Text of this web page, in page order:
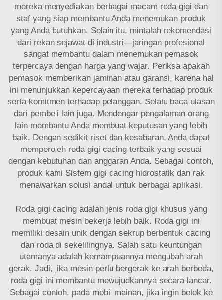
mereka menyediakan berbagai macam roda gigi dan
staf yang siap membantu Anda menemukan produk
yang Anda butuhkan. Selain itu, mintalah rekomendasi
dari rekan sejawat di industri—jaringan profesional
sangat membantu dalam menemukan pemasok
terpercaya dengan harga yang wajar. Periksa apakah
pemasok memberikan jaminan atau garansi, karena hal
ini menunjukkan kepercayaan mereka terhadap produk
serta komitmen terhadap pelanggan. Selalu baca ulasan
dari pembeli lain juga. Mendengar pengalaman orang
lain membantu Anda membuat keputusan yang lebih
baik. Dengan sedikit riset dan kesabaran, Anda dapat
memperoleh roda gigi cacing terbaik yang sesuai
dengan kebutuhan dan anggaran Anda. Sebagai contoh,
produk kami Sistem gigi cacing hidrostatik dan rak
menawarkan solusi andal untuk berbagai aplikasi.
Roda gigi cacing adalah jenis roda gigi khusus yang
membuat mesin bekerja lebih baik. Roda gigi ini
memiliki desain unik dengan sekrup berbentuk cacing
dan roda di sekelilingnya. Salah satu keuntungan
utamanya adalah kemampuannya mengubah arah
gerak. Jadi, jika mesin perlu bergerak ke arah berbeda,
roda gigi ini membantu mewujudkannya secara lancar.
Sebagai contoh, pada mobil mainan, jika ingin belok ke